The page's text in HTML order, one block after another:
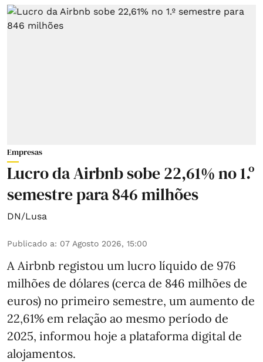
Empresas
Lucro da Airbnb sobe 22,61% no 1.º
semestre para 846 milhões
DN/Lusa
Publicado a: 07 Agosto 2026, 15:00
A Airbnb registou um lucro líquido de 976
milhões de dólares (cerca de 846 milhões de
euros) no primeiro semestre, um aumento de
22,61% em relação ao mesmo período de
2025, informou hoje a plataforma digital de
alojamentos.